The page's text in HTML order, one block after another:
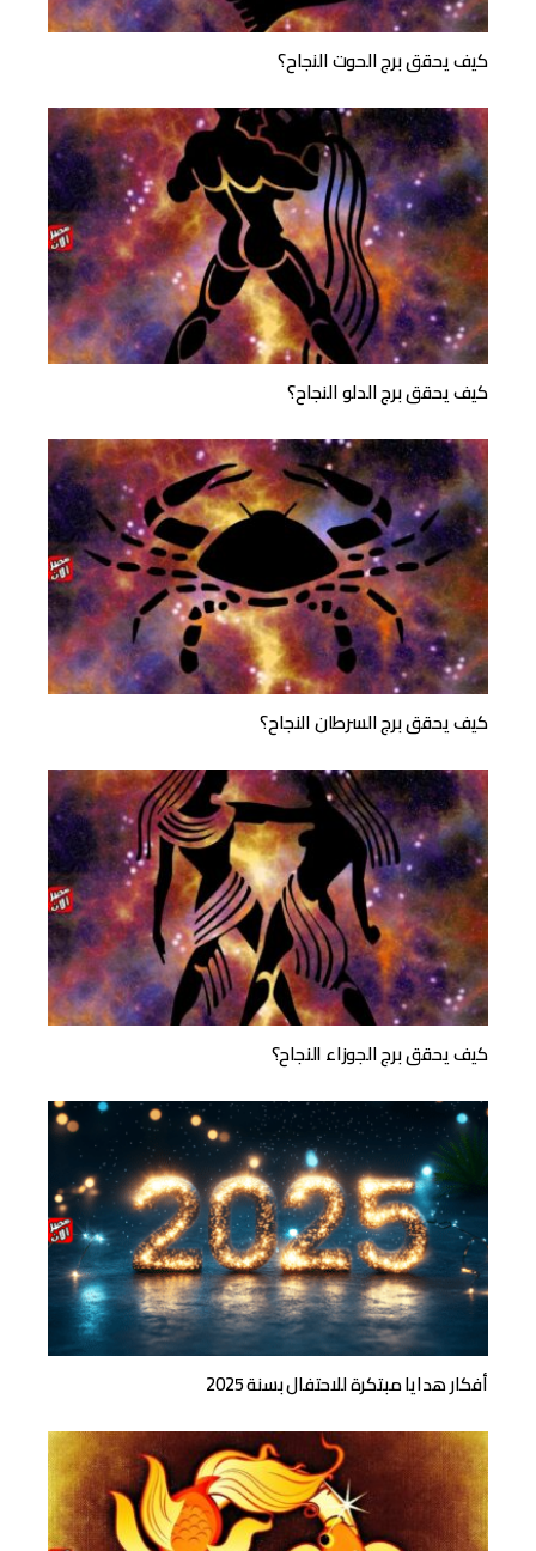
كيف يحقق برج الحوت النجاح؟
كيف يحقق برج الدلو النجاح؟
كيف يحقق برج السرطان النجاح؟
كيف يحقق برج الجوزاء النجاح؟
أفكار هدايا مبتكرة للاحتفال بسنة 2025